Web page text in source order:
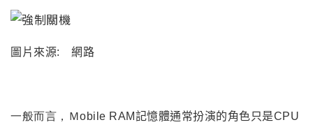
圖片來源: 網路
一般而言 ，Ｍobile RAM記憶體通常扮演的角色只是CPU